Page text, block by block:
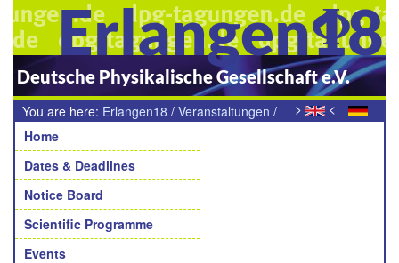
Erlangen18
Deutsche Physikalische Gesellschaft e.V.
> <
You are here: Erlangen18 / Veranstaltungen /
Festakt der Deutschen Physikalischen Gesellschaft
Navigation
Home
Dates & Deadlines
Notice Board
Scientific Programme
Events